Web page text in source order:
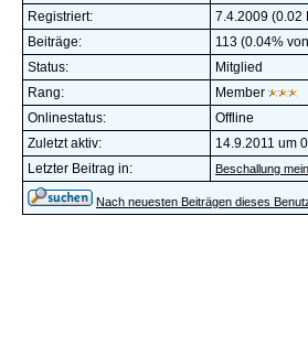
Registriert:
7.4.2009 (0.02
Beiträge:
113 (0.04%
Status:
Mitglied
Rang:
Member
Onlinestatus:
Offline
Zuletzt aktiv:
14.9.2011 um
Letzter Beitrag in:
Beschallung
Nach neuesten Beiträgen dieses